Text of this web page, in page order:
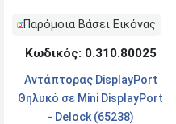
Παρόμοια Βάσει Εικόνας
Κωδικός: 0.310.80025
Αντάπτορας DisplayPort
Θηλυκό σε Mini DisplayPort
- Delock (65238)